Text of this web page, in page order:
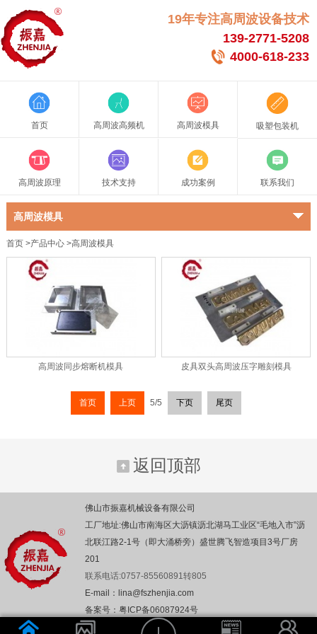
19年专注高周波设备技术
139-2771-5208
4000-618-233
首页 高周波高频机 高周波模具 吸塑包装机
高周波原理 技术支持 成功案例 联系我们
高周波模具
首页>产品中心>高周波模具
高周波同步熔断机模具 皮具双头高周波压字雕刻模具
首页 上页 5/5 下页 尾页
返回顶部
佛山市振嘉机械设备有限公司
工厂地址:佛山市南海区大沥镇沥北湖马工业区“毛地入市”沥
北联江路2-1号（即大涌桥旁）盛世腾飞智造项目3号厂房
201
联系电话:0757-85560891转805
E-mail：lina@fszhenjia.com
备案号：粤ICP备06087924号